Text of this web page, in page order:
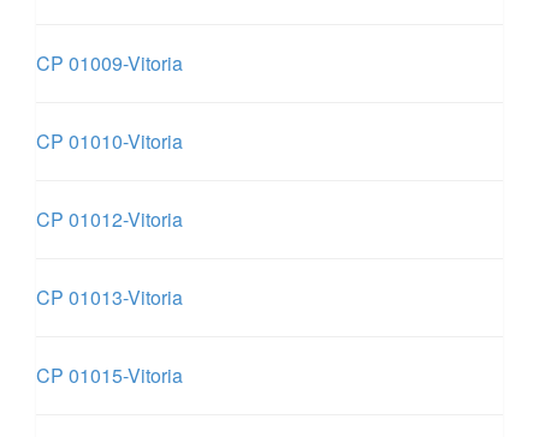
CP 01009-Vitoria
CP 01010-Vitoria
CP 01012-Vitoria
CP 01013-Vitoria
CP 01015-Vitoria